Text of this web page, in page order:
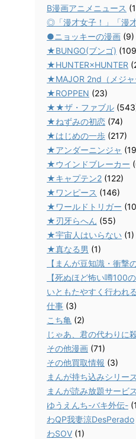
B漫画アニメニュース
◎「漫才女子！」「漫才
●ニョッキーの漫画 (9)
★BUNGO(ブンゴ)
★HUNTER×HUNTER
★MAJOR 2nd（メジャ
★ROPPEN (23)
★★ザ・ファブル
★ねずみの初恋 (74)
★はじめの一歩 (217)
★アンダーニンジャ
★ウインドブレーカー
★キャプテン2 (122)
★ワンピース (146)
★ワールドトリガー
★刃牙らへん (55)
★宇宙人はいらない (1)
★真なる男 (1)
【まんが豆知識・衝撃
【死ぬほど怖い噂100の
いともたやすく行われ
仕事 (3)
こち亀 (2)
じゃあ、君の代わりに
その他漫画 (71)
その他買取情報 (3)
まんが持ち込みシリー
まんが読み放題サービス
ゆうえんち-バキ外伝-
わQP我妻涼DesPerado
わSOV (1)